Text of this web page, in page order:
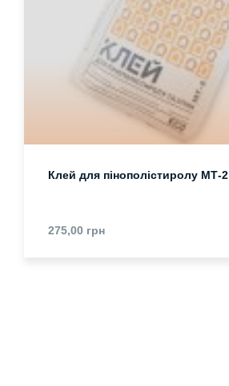
Клей для пінополістиролу МТ-2
275,00 грн